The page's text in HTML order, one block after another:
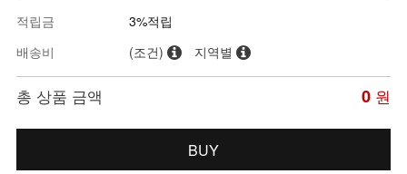
적립금
3%적립
배송비
(조건) 지역별
총 상품 금액 0 원
BUY